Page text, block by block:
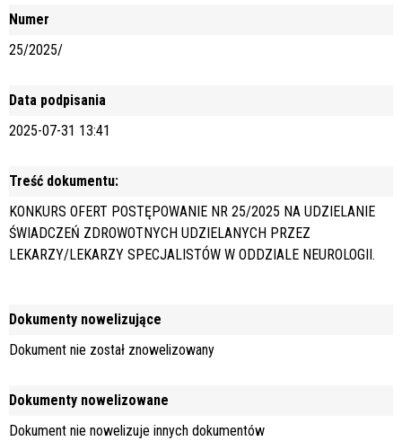
Numer
25/2025/
Data podpisania
2025-07-31 13:41
Treść dokumentu:
KONKURS OFERT POSTĘPOWANIE NR 25/2025 NA UDZIELANIE
ŚWIADCZEŃ ZDROWOTNYCH UDZIELANYCH PRZEZ
LEKARZY/LEKARZY SPECJALISTÓW W ODDZIALE NEUROLOGII.
Dokumenty nowelizujące
Dokument nie został znowelizowany
Dokumenty nowelizowane
Dokument nie nowelizuje innych dokumentów